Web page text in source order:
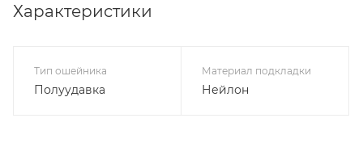
Характеристики
Тип ошейника
Полуудавка
Материал подкладки
Нейлон